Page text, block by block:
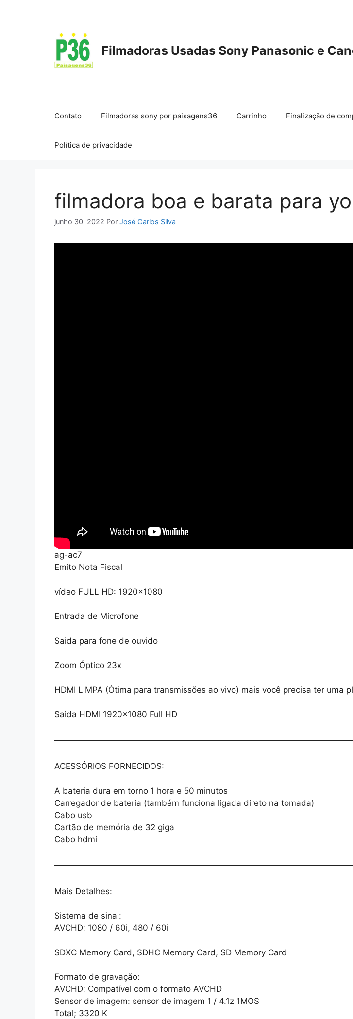
Filmadoras Usadas Sony Panasonic e
Contato Filmadoras sony por paisagens36 Carrinho Finalização de
Política de privacidade
filmadora boa e barata para
junho 30, 2022 Por José Carlos Silva
ag-ac7
Emito Nota Fiscal
vídeo FULL HD: 1920×1080
Entrada de Microfone
Saida para fone de ouvido
Zoom Óptico 23x
HDMI LIMPA (Ótima para transmissões ao vivo) mais você precisa ter uma
Saida HDMI 1920×1080 Full HD
ACESSÓRIOS FORNECIDOS:
A bateria dura em torno 1 hora e 50 minutos
Carregador de bateria (também funciona ligada direto na tomada)
Cabo usb
Cartão de memória de 32 giga
Cabo hdmi
Mais Detalhes:
Sistema de sinal:
AVCHD; 1080 / 60i, 480 / 60i
SDXC Memory Card, SDHC Memory Card, SD Memory Card
Formato de gravação:
AVCHD; Compatível com o formato AVCHD
Sensor de imagem: sensor de imagem 1 / 4.1z 1MOS
Total; 3320 K